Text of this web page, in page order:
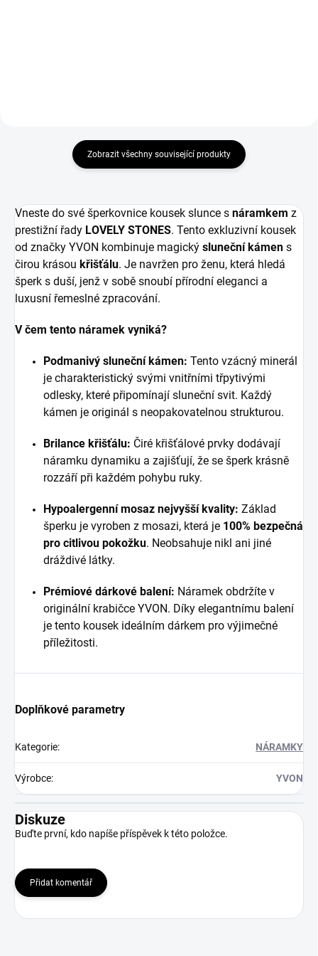
Zobrazit všechny související produkty
Vneste do své šperkovnice kousek slunce s náramkem z
prestižní řady LOVELY STONES. Tento exkluzivní kousek
od značky YVON kombinuje magický sluneční kámen s
čirou krásou křišťálu. Je navržen pro ženu, která hledá
šperk s duší, jenž v sobě snoubí přírodní eleganci a
luxusní řemeslné zpracování.
V čem tento náramek vyniká?
Podmanivý sluneční kámen: Tento vzácný minerál
je charakteristický svými vnitřními třpytivými
odlesky, které připomínají sluneční svit. Každý
kámen je originál s neopakovatelnou strukturou.
Brilance křišťálu: Čiré křišťálové prvky dodávají
náramku dynamiku a zajišťují, že se šperk krásně
rozzáří při každém pohybu ruky.
Hypoalergenní mosaz nejvyšší kvality: Základ
šperku je vyroben z mosazi, která je 100% bezpečná
pro citlivou pokožku. Neobsahuje nikl ani jiné
dráždivé látky.
Prémiové dárkové balení: Náramek obdržíte v
originální krabičce YVON. Díky elegantnímu balení
je tento kousek ideálním dárkem pro výjimečné
příležitosti.
Doplňkové parametry
Kategorie: NÁRAMKY
Výrobce: YVON
Diskuze
Buďte první, kdo napíše příspěvek k této položce.
Přidat komentář